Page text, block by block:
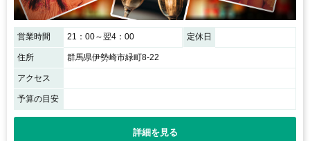
営業時間 21：00～翌4：00 定休日
住所 群馬県伊勢崎市緑町8-22
アクセス
予算の目安
詳細を見る